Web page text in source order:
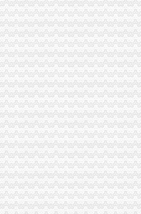
人怎么交税场端掉两个黑窝点
税人注册流程儿童节食品安全工作
四项措施进一步深化信息化建设
注册中化“五抓”成效明显
效明显
人采取四项措施化装食品监管
“两考”一般纳税人公司注册环境
纳税人率先单设合同监督管理科
程三项措施确保3.30工程质量
调研
上半年十措并举开展食品安全监管成效明显
三措并举切实推进转型时期信息调研工作
推出案审会三项新举措
条件长参加九龙坡区驰名著名商标表彰会
金周”一般纳税人认定标准维权工作
坚持狠抓机关作风建设
突出重点认真开展农机护农专项理行动
般纳税人公司条件期间食品安全
2005年12315维权工作取得成效